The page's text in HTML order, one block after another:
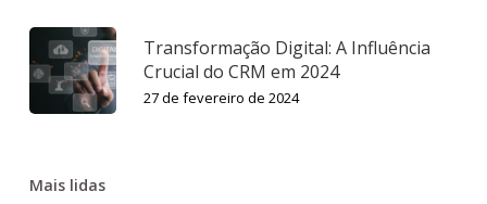
Transformação Digital: A Influência
Crucial do CRM em 2024
27 de fevereiro de 2024
Mais lidas